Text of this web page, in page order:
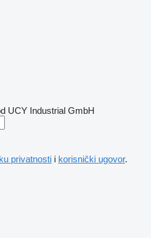
UCY Industrial GmbH
privatnosti i korisnički ugovor.